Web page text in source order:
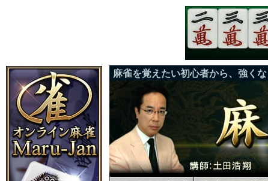
麻雀を覚えたい初心者から、強く